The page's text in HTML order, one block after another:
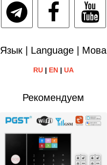
Язык | Language | Мова
RU| EN| UA
Рекомендуем